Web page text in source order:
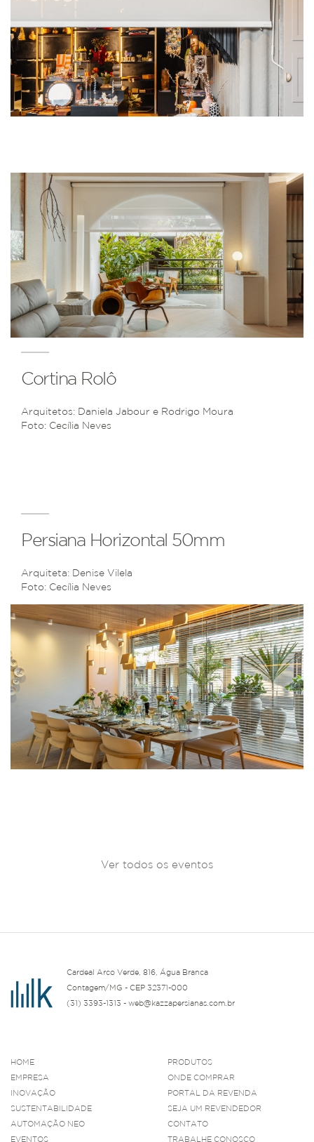
Cortina Rolô
Arquitetos: Daniela Jabour e Rodrigo Moura
Foto: Cecília Neves
Persiana Horizontal 50mm
Arquiteta: Denise Vilela
Foto: Cecília Neves
Ver todos os eventos
Cardeal Arco Verde, 816, Água Branca
Contagem/MG - CEP 32371-000
(31) 3393-1313 - web@kazzapersianas.com.br
HOME
EMPRESA
INOVAÇÃO
SUSTENTABILIDADE
AUTOMAÇÃO NEO
EVENTOS
PRODUTOS
ONDE COMPRAR
PORTAL DA REVENDA
SEJA UM REVENDEDOR
CONTATO
TRABALHE CONOSCO